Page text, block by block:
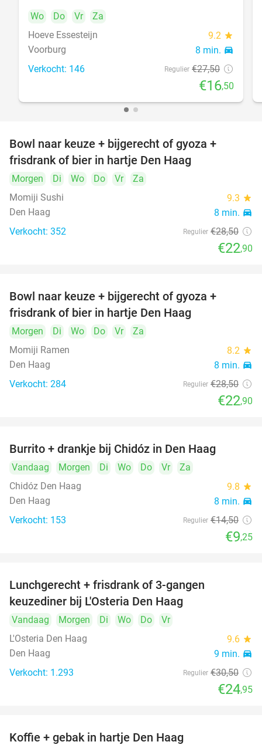
Wo
Do Vr
Za
Hoeve Essesteijn
9.2 star
Voorburg 8 min. directions_car
Verkocht: 146 Regulier €27,50
€16,50
Bowl naar keuze + bijgerecht of gyoza +
frisdrank of bier in hartje Den Haag
Morgen Di Wo Do Vr
Za
Momiji Sushi
9.3 star
Den Haag 8 min. directions_car
Verkocht: 352 Regulier €28,50
€22,90
Bowl naar keuze + bijgerecht of gyoza +
frisdrank of bier in hartje Den Haag
Morgen Di Wo Do Vr
Za
Momiji Ramen
8.2 star
Den Haag 8 min. directions_car
Verkocht: 284 Regulier €28,50
€22,90
Burrito + drankje bij Chidóz in Den Haag
Vandaag Morgen Di Wo Do Vr
Za
Chidóz Den Haag
9.8 star
Den Haag 8 min. directions_car
Verkocht: 153 Regulier €14,50
€9,25
Lunchgerecht + frisdrank of 3-gangen
keuzediner bij L'Osteria Den Haag
Vandaag Morgen Di Wo Do
Vr
L'Osteria Den Haag
9.6 star
Den Haag 9 min. directions_car
Verkocht: 1.293 Regulier €30,50
€24,95
Koffie + gebak in hartje Den Haag